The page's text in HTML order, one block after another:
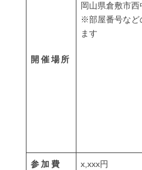
開催場所
岡山県倉敷市西
※部屋番号など
ます
参加費 x,xxx円